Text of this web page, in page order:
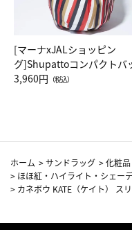
[マーナxJALショッピン
グ]Shupattoコンパクトバ
Drop JAL客室乗務員（LC）
3,960円 （税込）
ホーム >サンドラッグ >化粧品
> ほほ紅・ハイライト・シェー
> カネボウ KATE（ケイト） ス